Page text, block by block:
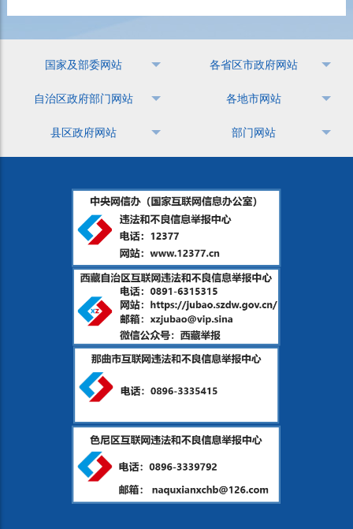
国家及部委网站 各省区市政府网站
自治区政府部门网站 各地市网站
县区政府网站 部门网站